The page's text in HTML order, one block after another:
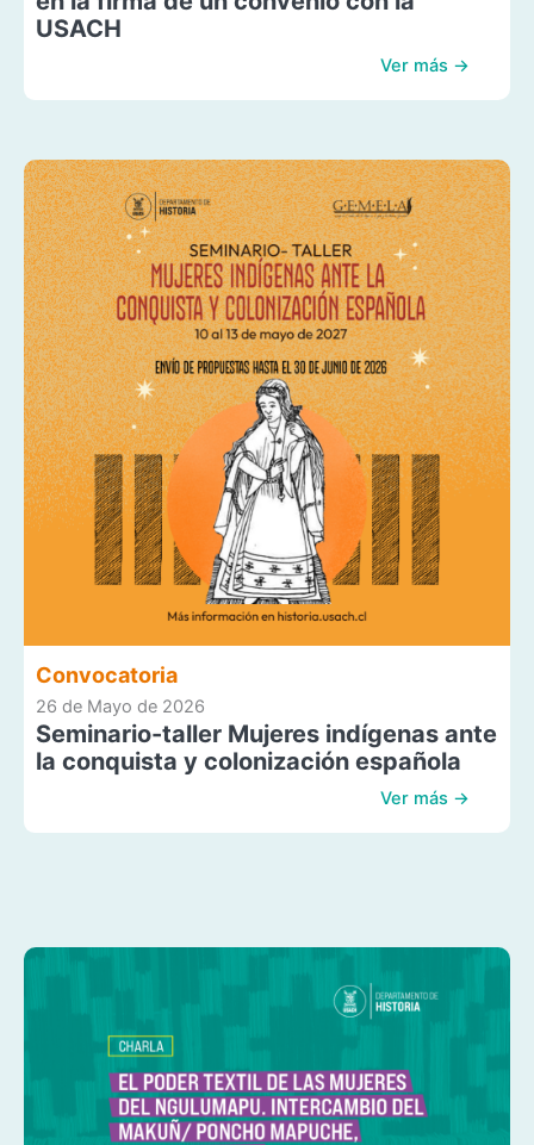
USACH
Ver más →
Convocatoria
26 de Mayo de 2026
Seminario-taller Mujeres indígenas ante
la conquista y colonización española
Ver más →